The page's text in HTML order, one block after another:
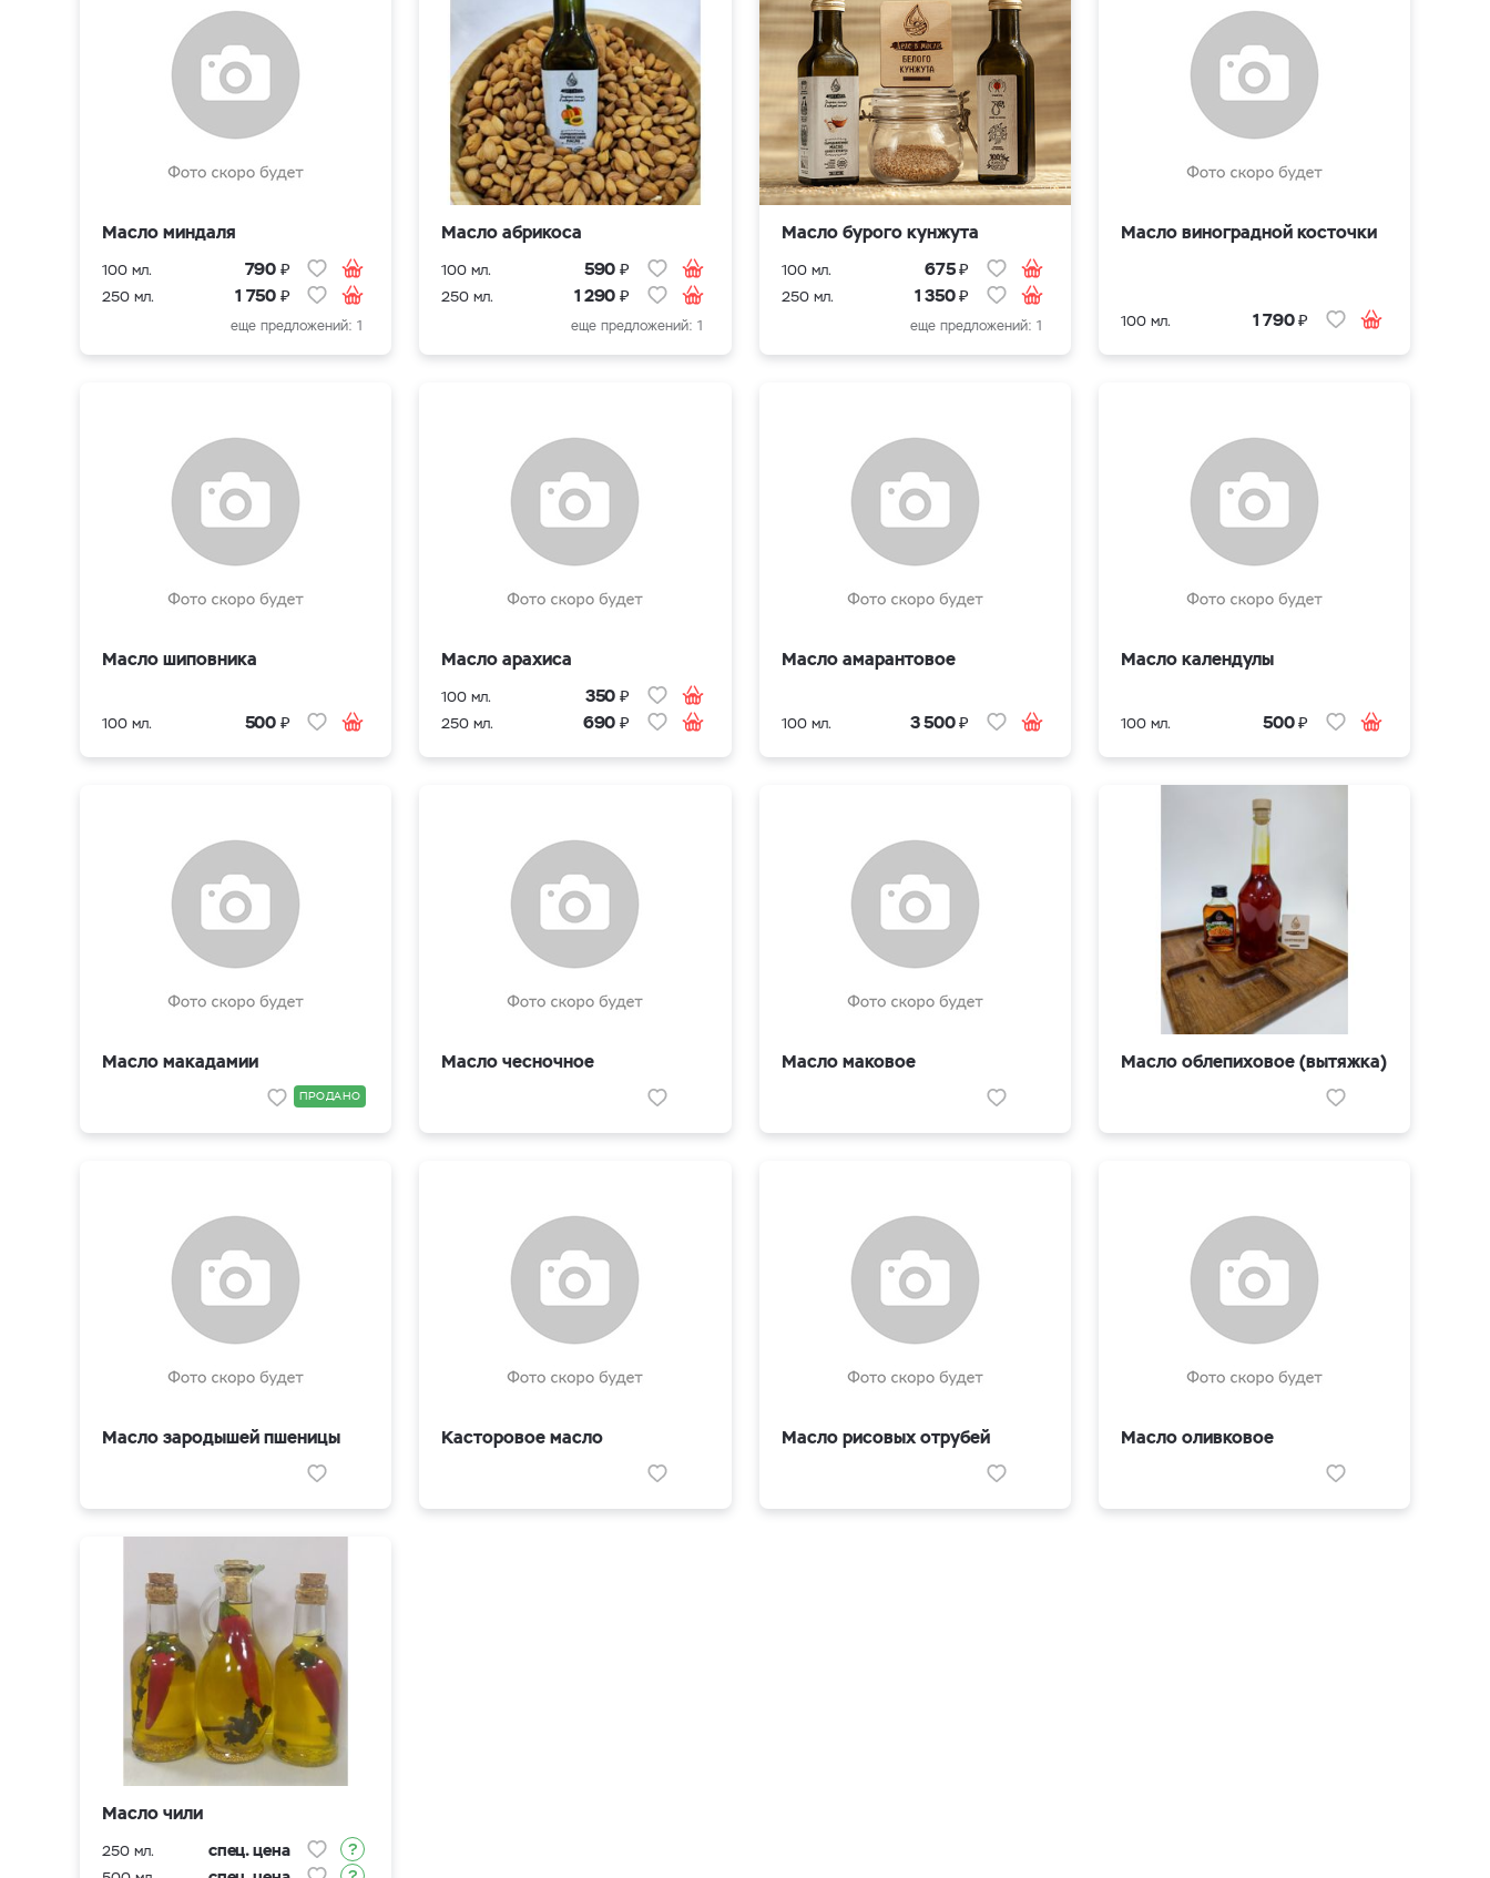
Масло миндаля
100 мл. 790 ₽
250 мл. 1 750 ₽
еще предложений: 1
Масло абрикоса
100 мл. 590 ₽
250 мл. 1 290 ₽
еще предложений: 1
Масло бурого кунжута
100 мл. 675₽
250 мл. 1 350₽
еще предложений: 1
Масло виноградной косточки
100 мл. 1 790₽
Масло шиповника
100 мл. 500 ₽
Масло арахиса
100 мл. 350 ₽
250 мл. 690 ₽
Масло амарантовое
100 мл. 3 500₽
Масло календулы
100 мл. 500₽
Масло макадамии
ПРОДАНО
Масло чесночное Масло маковое Масло облепиховое (вытяжка)
Масло зародышей пшеницы Касторовое масло Масло рисовых отрубей Масло оливковое
Масло чили
250 мл. спец. цена